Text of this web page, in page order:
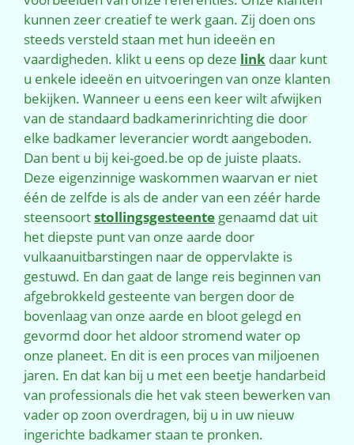
kunnen zeer creatief te werk gaan. Zij doen ons
steeds versteld staan met hun ideeën en
vaardigheden. klikt u eens op deze link daar kunt
u enkele ideeën en uitvoeringen van onze klanten
bekijken. Wanneer u eens een keer wilt afwijken
van de standaard badkamerinrichting die door
elke badkamer leverancier wordt aangeboden.
Dan bent u bij kei-goed.be op de juiste plaats.
Deze eigenzinnige waskommen waarvan er niet
één de zelfde is als de ander van een zéér harde
steensoortstollingsgesteente genaamd dat uit
het diepste punt van onze aarde door
vulkaanuitbarstingen naar de oppervlakte is
gestuwd. En dan gaat de lange reis beginnen van
afgebrokkeld gesteente van bergen door de
bovenlaag van onze aarde en bloot gelegd en
gevormd door het aldoor stromend water op
onze planeet. En dit is een proces van miljoenen
jaren. En dat kan bij u met een beetje handarbeid
van professionals die het vak steen bewerken van
vader op zoon overdragen, bij u in uw nieuw
ingerichte badkamer staan te pronken.